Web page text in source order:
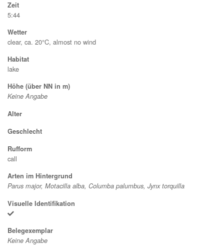
Zeit
5:44
Wetter
clear, ca. 20°C, almost no wind
Habitat
lake
Höhe (über NN in m)
Keine Angabe
Alter
Geschlecht
Rufform
call
Arten im Hintergrund
Parus major, Motacilla alba, Columba palumbus, Jynx torquilla
Visuelle Identifikation
Belegexemplar
Keine Angabe